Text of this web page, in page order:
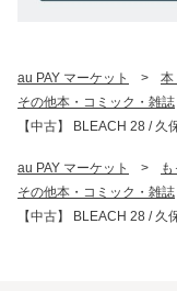
au PAY マーケット > 本
その他本・コミック・雑誌
【中古】 BLEACH 28 / 久
au PAY マーケット >
その他本・コミック・雑誌
【中古】 BLEACH 28 / 久